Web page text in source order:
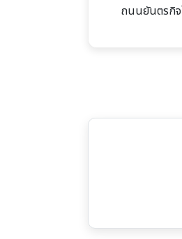
ถนนยันตรกิจ